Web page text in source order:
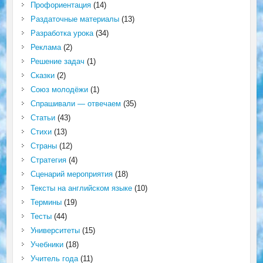
Профориентация(14)
Раздаточные материалы(13)
Разработка урока(34)
Реклама(2)
Решение задач (1)
Сказки(2)
Союз молодёжи(1)
Спрашивали — отвечаем (35)
Статьи(43)
Стихи(13)
Страны(12)
Стратегия(4)
Сценарий мероприятия(18)
Тексты на английском языке(10)
Термины(19)
Тесты(44)
Университеты(15)
Учебники(18)
Учитель года(11)